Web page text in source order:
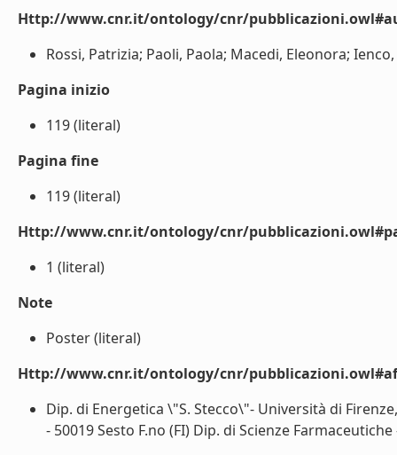
Http://www.cnr.it/ontology/cnr/
Rossi, Patrizia; Paoli, Paola; Macedi, Eleonora;
Pagina inizio
119 (literal)
Pagina fine
119 (literal)
Http://www.cnr.it/ontology/cnr/
1 (literal)
Note
Poster (literal)
Http://www.cnr.it/ontology/cnr/
Dip. di Energetica \"S. Stecco\"- Università di
- 50019 Sesto F.no (FI) Dip. di Scienze